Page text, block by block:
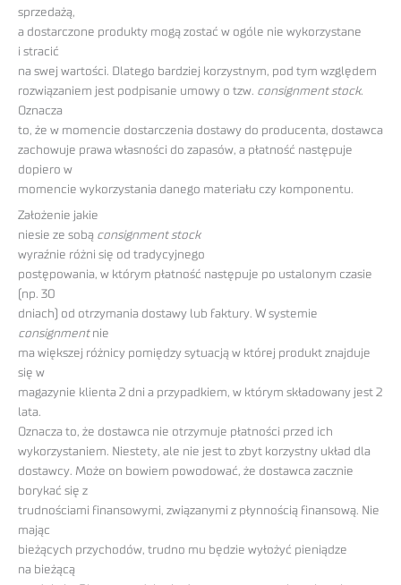
sprzedażą,
a dostarczone produkty mogą zostać w ogóle nie wykorzystane
i stracić
na swej wartości. Dlatego bardziej korzystnym, pod tym względem
rozwiązaniem jest podpisanie umowy o tzw. consignment stock.
Oznacza
to, że w momencie dostarczenia dostawy do producenta, dostawca
zachowuje prawa własności do zapasów, a płatność następuje
dopiero w
momencie wykorzystania danego materiału czy komponentu.
Założenie jakie
niesie ze sobą consignment stock
wyraźnie różni się od tradycyjnego
postępowania, w którym płatność następuje po ustalonym czasie
(np. 30
dniach) od otrzymania dostawy lub faktury. W systemie
consignmentnie
ma większej różnicy pomiędzy sytuacją w której produkt znajduje
się w
magazynie klienta 2 dni a przypadkiem, w którym składowany jest 2
lata.
Oznacza to, że dostawca nie otrzymuje płatności przed ich
wykorzystaniem. Niestety, ale nie jest to zbyt korzystny układ dla
dostawcy. Może on bowiem powodować, że dostawca zacznie
borykać się z
trudnościami finansowymi, związanymi z płynnością finansową. Nie
mając
bieżących przychodów, trudno mu będzie wyłożyć pieniądze
na bieżącą